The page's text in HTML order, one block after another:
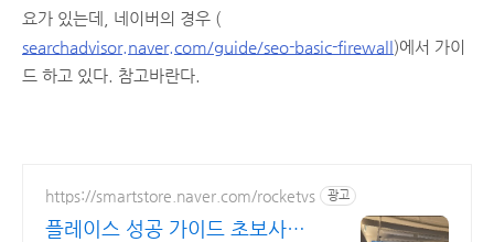
요가 있는데, 네이버의 경우 (
searchadvisor.naver.com/guide/seo-basic-firewall)에서 가이
드 하고 있다. 참고바란다.
https://smartstore.naver.com/rocketvs 광고
플레이스 성공 가이드 초보사장